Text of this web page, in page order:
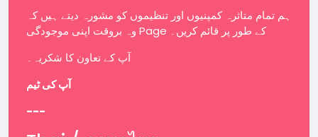
ہم تمام متاثرہ کمپنیوں اور تنظیموں کو مشورہ دیتے ہیں کہ
وہ بروقت اپنی موجودگی Page کے طور پر قائم کریں۔
آپ کے تعاون کا شکریہ۔
آپ کی ٹیم
---